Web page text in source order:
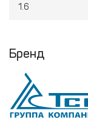
1.6
Бренд